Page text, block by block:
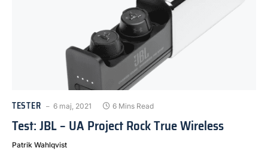
TESTER 6 maj, 2021 6 Mins Read
Test: JBL – UA Project Rock True Wireless
Patrik Wahlqvist